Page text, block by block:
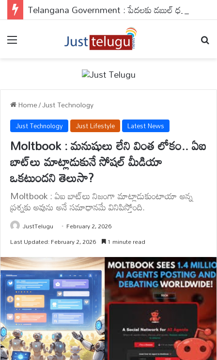
Telangana Government : పేదలకు డబుల్ ధమాకా..అప్లై చేయకపోతే వెంటనే చేసుకోండి..
Home/Just Technology
Just Technology Just Lifestyle Latest News
Moltbook : మనుషులు లేని వింత లోకం.. ఏఐ
బాట్‌లు మాట్లాడుకునే సోషల్ మీడియా
ఒకటుందని తెలుసా?
Moltbook : ఏఐ బాట్‌లు నిజంగా మాట్లాడుకుంటాయా అన్న
ప్రశ్నకు అవును అనే సమాధానమే వినిపిస్తోంది.
JustTelugu
February 2, 2026
Last Updated: February 2, 2026
1 minute read